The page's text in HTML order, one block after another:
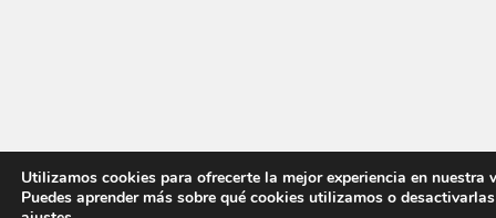
Utilizamos cookies para ofrecerte la mejor experiencia en nuestra
Puedes aprender más sobre qué cookies utilizamos o